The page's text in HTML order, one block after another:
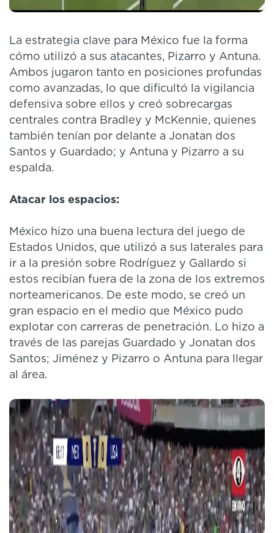
La estrategia clave para México fue la forma
cómo utilizó a sus atacantes, Pizarro y Antuna.
Ambos jugaron tanto en posiciones profundas
como avanzadas, lo que dificultó la vigilancia
defensiva sobre ellos y creó sobrecargas
centrales contra Bradley y McKennie, quienes
también tenían por delante a Jonatan dos
Santos y Guardado; y Antuna y Pizarro a su
espalda.
Atacar los espacios:
México hizo una buena lectura del juego de
Estados Unidos, que utilizó a sus laterales para
ir a la presión sobre Rodríguez y Gallardo si
estos recibían fuera de la zona de los extremos
norteamericanos. De este modo, se creó un
gran espacio en el medio que México pudo
explotar con carreras de penetración. Lo hizo a
través de las parejas Guardado y Jonatan dos
Santos; Jiménez y Pizarro o Antuna para llegar
al área.